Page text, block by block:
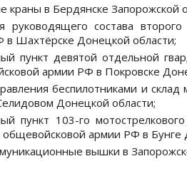
краны в Бердянске Запорожской
руководящего состава
в Шахтёрске Донецкой области;
пункт девятой отдельной
армии РФ в Покровске
беспилотниками и
Донецкой области;
пункт 103-го
общевойсковой армии РФ в Бунге
вышки в